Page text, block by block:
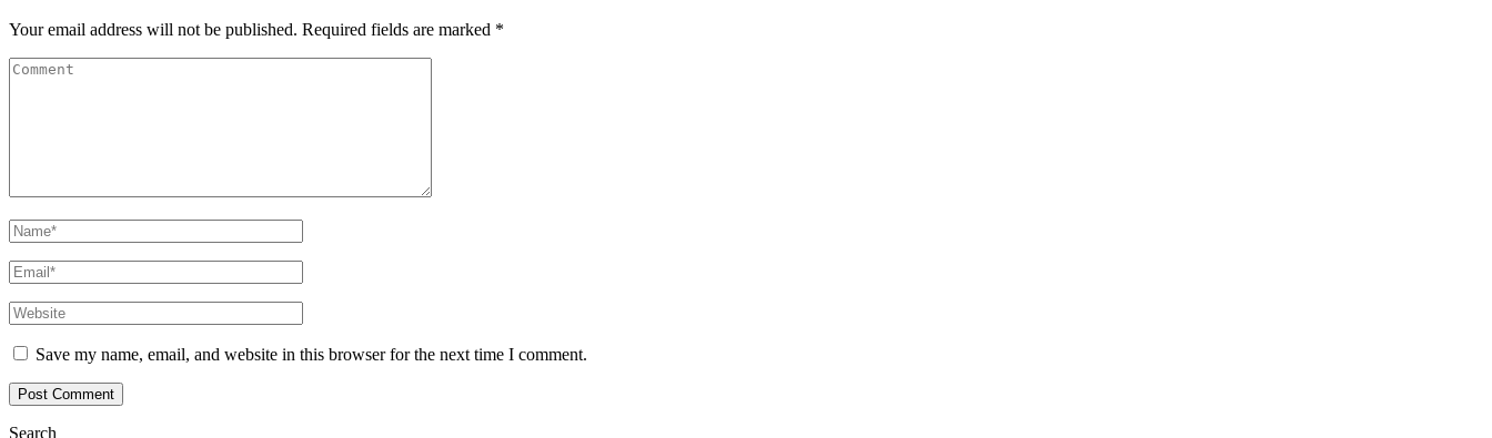
Your email address will not be published. Required fields are marked *
Save my name, email, and website in this browser for the next time I comment.
Search